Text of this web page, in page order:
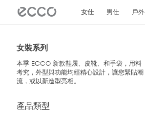
! 女仕 男仕 戶外
女裝系列
本季 ECCO 新款鞋履、皮靴、和手袋，用料
考究，外型與功能均經精心設計，讓您緊貼潮
流，或以新造型亮相。
產品類型